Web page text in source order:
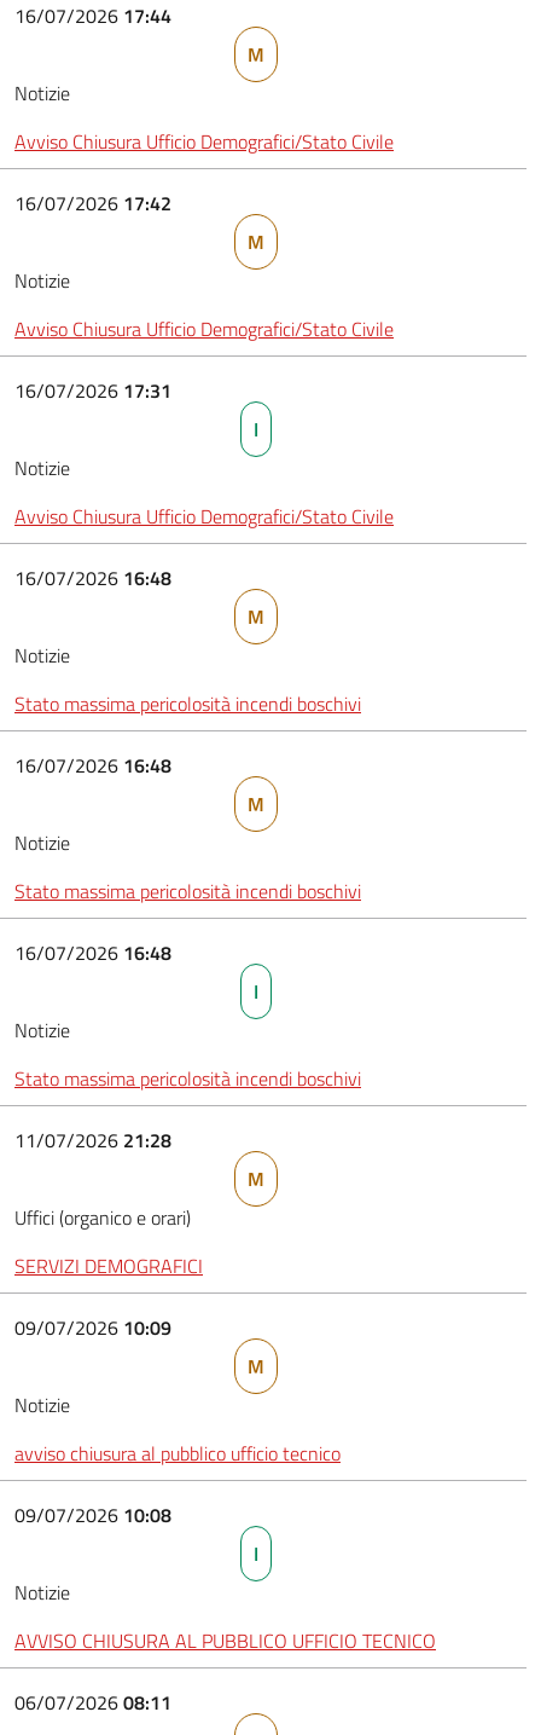
16/07/2026 17:44
M
Notizie
Avviso Chiusura Ufficio Demografici/Stato Civile
16/07/2026 17:42
M
Notizie
Avviso Chiusura Ufficio Demografici/Stato Civile
16/07/2026 17:31
I
Notizie
Avviso Chiusura Ufficio Demografici/Stato Civile
16/07/2026 16:48
M
Notizie
Stato massima pericolosità incendi boschivi
16/07/2026 16:48
M
Notizie
Stato massima pericolosità incendi boschivi
16/07/2026 16:48
I
Notizie
Stato massima pericolosità incendi boschivi
11/07/2026 21:28
M
Uffici (organico e orari)
SERVIZI DEMOGRAFICI
09/07/2026 10:09
M
Notizie
avviso chiusura al pubblico ufficio tecnico
09/07/2026 10:08
I
Notizie
AVVISO CHIUSURA AL PUBBLICO UFFICIO TECNICO
06/07/202608:11